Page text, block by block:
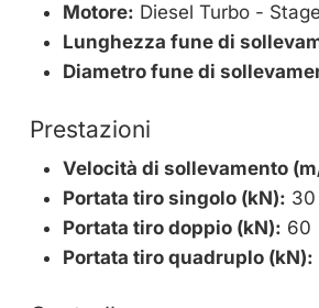
Motore: Diesel Turbo -
Lunghezza fune di
Diametro fune di
Prestazioni
Velocità di sollevamento
Portata tiro singolo (kN): 30
Portata tiro doppio (kN): 60
Portata tiro quadruplo (kN):